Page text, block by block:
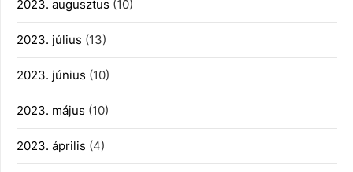
2023. augusztus (10)
2023. július (13)
2023. június (10)
2023. május (10)
2023. április (4)